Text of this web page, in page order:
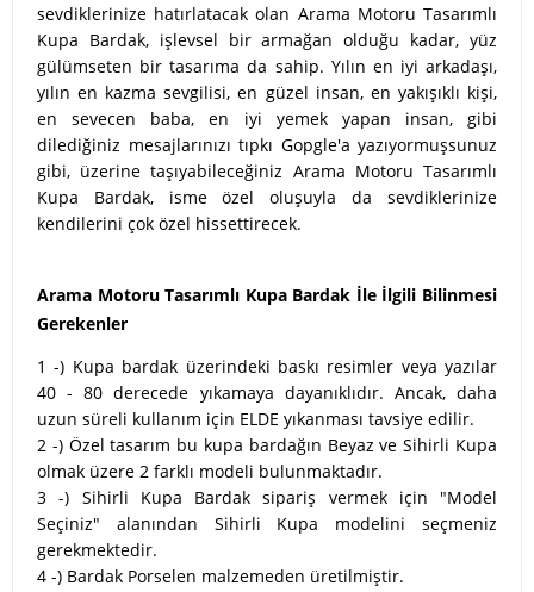
sevdiklerinize hatırlatacak olan Arama Motoru Tasarımlı
Kupa Bardak, işlevsel bir armağan olduğu kadar, yüz
gülümseten bir tasarıma da sahip. Yılın en iyi arkadaşı,
yılın en kazma sevgilisi, en güzel insan, en yakışıklı kişi,
en sevecen baba, en iyi yemek yapan insan, gibi
dilediğiniz mesajlarınızı tıpkı Gopgle'a yazıyormuşsunuz
gibi, üzerine taşıyabileceğiniz Arama Motoru Tasarımlı
Kupa Bardak, isme özel oluşuyla da sevdiklerinize
kendilerini çok özel hissettirecek.
Arama Motoru Tasarımlı Kupa Bardak İle İlgili Bilinmesi
Gerekenler
1 -) Kupa bardak üzerindeki baskı resimler veya yazılar
40 - 80 derecede yıkamaya dayanıklıdır. Ancak, daha
uzun süreli kullanım için ELDE yıkanması tavsiye edilir.
2 -) Özel tasarım bu kupa bardağın Beyaz ve Sihirli Kupa
olmak üzere 2 farklı modeli bulunmaktadır.
3 -) Sihirli Kupa Bardak sipariş vermek için "Model
Seçiniz" alanından Sihirli Kupa modelini seçmeniz
gerekmektedir.
4 -) Bardak Porselen malzemeden üretilmiştir.